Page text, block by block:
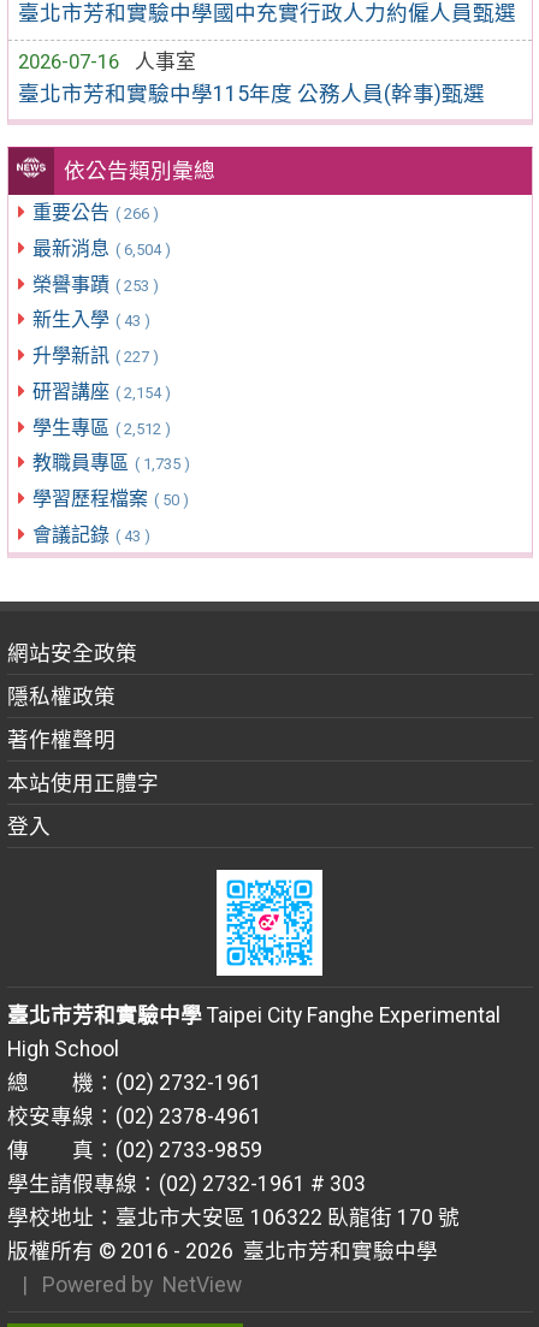
臺北市芳和實驗中學國中充實行政人力約僱人員甄選
2026-07-16
人事室
臺北市芳和實驗中學115年度 公務人員(幹事)甄選
依公告類別彙總
重要公告 ( 266 )
最新消息 ( 6,504 )
榮譽事蹟 ( 253 )
新生入學 ( 43 )
升學新訊 ( 227 )
研習講座 ( 2,154 )
學生專區 ( 2,512 )
教職員專區 ( 1,735 )
學習歷程檔案 ( 50 )
會議記錄 ( 43 )
網站安全政策
隱私權政策
著作權聲明
本站使用正體字
登入
臺北市芳和實驗中學Taipei City Fanghe Experimental
High School
總 機：(02) 2732-1961
校安專線：(02) 2378-4961
傳 真：(02) 2733-9859
學生請假專線：(02) 2732-1961 # 303
學校地址：臺北市大安區 106322 臥龍街 170 號
版權所有 © 2016 - 2026 臺北市芳和實驗中學
| Powered by NetView